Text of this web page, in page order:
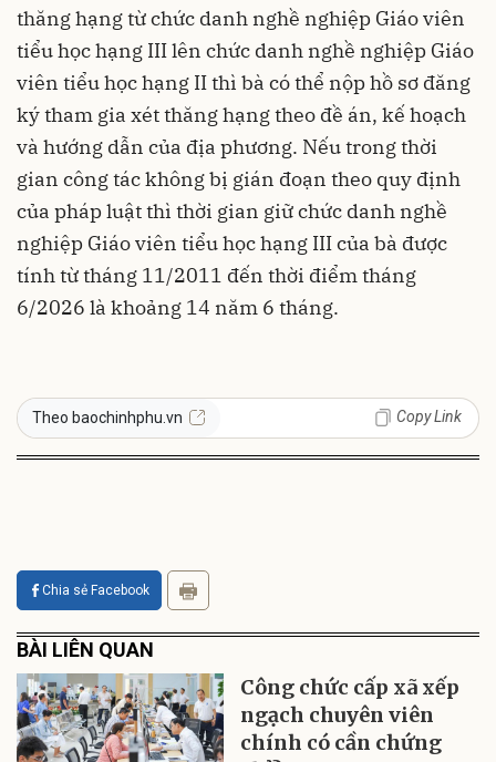
thăng hạng từ chức danh nghề nghiệp Giáo viên
tiểu học hạng III lên chức danh nghề nghiệp Giáo
viên tiểu học hạng II thì bà có thể nộp hồ sơ đăng
ký tham gia xét thăng hạng theo đề án, kế hoạch
và hướng dẫn của địa phương. Nếu trong thời
gian công tác không bị gián đoạn theo quy định
của pháp luật thì thời gian giữ chức danh nghề
nghiệp Giáo viên tiểu học hạng III của bà được
tính từ tháng 11/2011 đến thời điểm tháng
6/2026 là khoảng 14 năm 6 tháng.
Theo baochinhphu.vn Copy Link
Chia sẻ Facebook
BÀI LIÊN QUAN
Công chức cấp xã xếp
ngạch chuyên viên
chính có cần chứng